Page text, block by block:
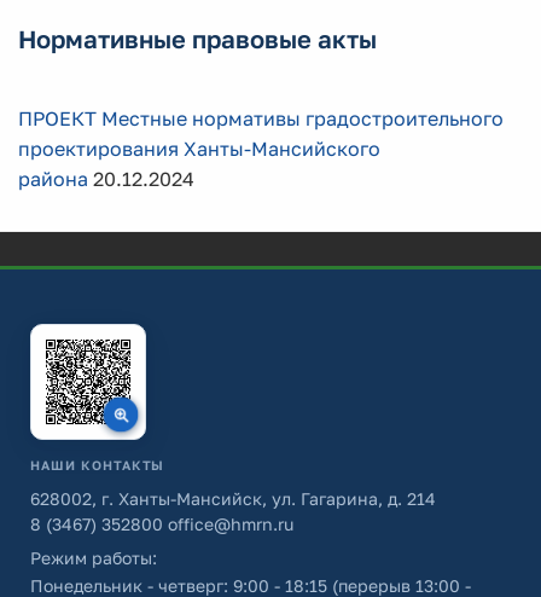
Нормативные правовые акты
ПРОЕКТ Местные нормативы градостроительного
проектирования Ханты-Мансийского
района 20.12.2024
НАШИ КОНТАКТЫ
628002, г. Ханты-Мансийск, ул. Гагарина, д. 214
8 (3467) 352800 office@hmrn.ru
Режим работы:
Понедельник - четверг: 9:00 - 18:15 (перерыв 13:00 -